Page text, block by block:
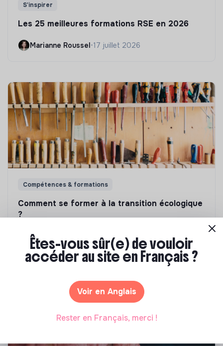
S'inspirer
Les 25 meilleures formations RSE en 2026
Marianne Roussel•17 juillet 2026
Compétences & formations
Comment se former à la transition écologique
?
Marianne Roussel 09 janvier 2024
Êtes-vous sûr(e) de vouloir
accéder au site en Français ?
Voir en Anglais
Rester en Français, merci !